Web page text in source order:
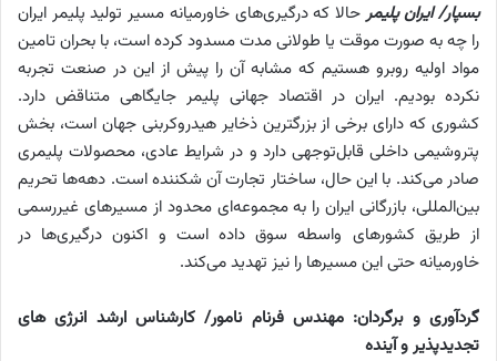
بسپار/ ایران پلیمر حالا که درگیری‌های خاورمیانه مسیر تولید پلیمر ایران
را چه به صورت موقت یا طولانی مدت مسدود کرده است، با بحران تامین
مواد اولیه روبرو هستیم که مشابه آن را پیش از این در صنعت تجربه
نکرده بودیم. ایران در اقتصاد جهانی پلیمر جایگاهی متناقض دارد.
کشوری که دارای برخی از بزرگترین ذخایر هیدروکربنی جهان است، بخش
پتروشیمی داخلی قابل‌توجهی دارد و در شرایط عادی، محصولات پلیمری
صادر می‌کند. با این حال، ساختار تجارت آن شکننده است. دهه‌ها تحریم
بین‌المللی، بازرگانی ایران را به مجموعه‌ای محدود از مسیرهای غیررسمی
از طریق کشورهای واسطه سوق داده است و اکنون درگیری‌ها در
خاورمیانه حتی این مسیرها را نیز تهدید می‌کند.
گردآوری و برگردان: مهندس فرنام نامور/ کارشناس ارشد انرژی های
تجدیدپذیر و آینده